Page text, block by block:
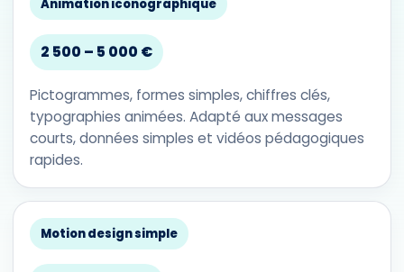
Animation iconographique
2 500 – 5 000 €
Pictogrammes, formes simples, chiffres clés,
typographies animées. Adapté aux messages
courts, données simples et vidéos pédagogiques
rapides.
Motion design simple